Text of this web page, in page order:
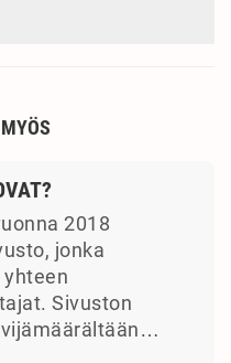
2018
jonka
Sivuston